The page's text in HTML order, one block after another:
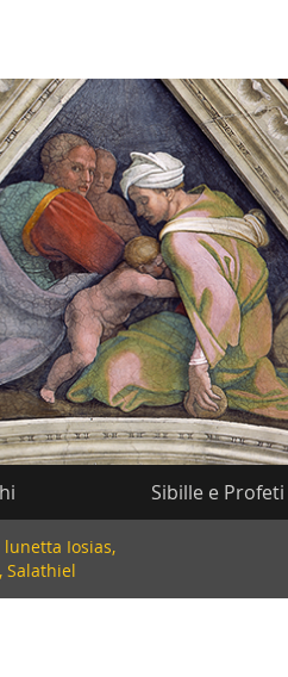
Sibille e Profeti
lunetta Iosias,
Salathiel